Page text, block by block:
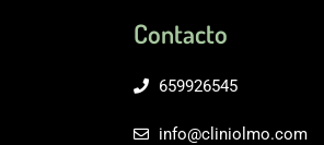
Contacto
659926545
info@cliniolmo.com